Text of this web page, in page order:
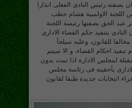
رئيس النادى الفعلى انذارا
اللجنة الاولمبية هشام حطب
عبد الحق بصفتها رئيسة اللجنة
النادى بتنفيذ حكم القضاء الادارى
مخالفا للقانون، وعليه سيلجأ
تنفيذ احكام القضاء، و الا سيتم
لمجلس الادارة اذا تمت بدون
بأحقيته فى رئاسة مجلس
انتخابات جديدة طبقا لقانون